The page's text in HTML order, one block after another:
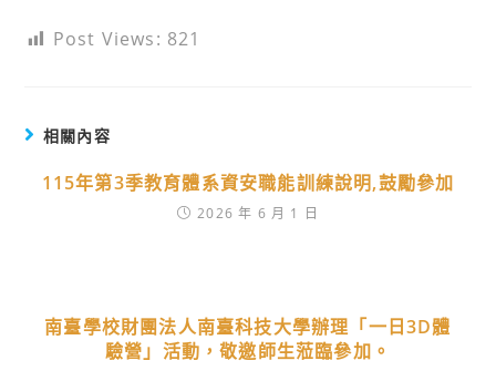
Post Views: 821
相關內容
115年第3季教育體系資安職能訓練說明,鼓勵參加
2026 年 6 月 1 日
南臺學校財團法人南臺科技大學辦理「一日3D體
驗營」活動，敬邀師生蒞臨參加。